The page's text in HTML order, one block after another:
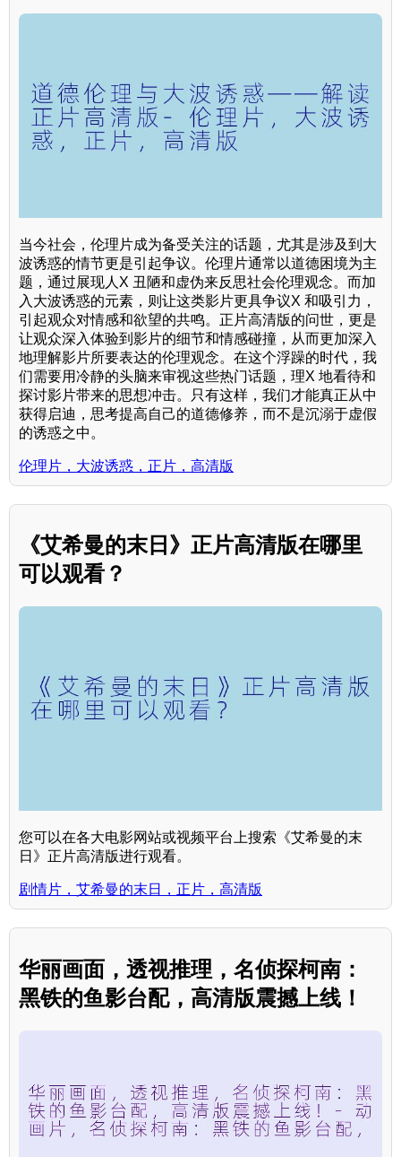
当今社会，伦理片成为备受关注的话题，尤其是涉及到大
波诱惑的情节更是引起争议。伦理片通常以道德困境为主
题，通过展现人X 丑陋和虚伪来反思社会伦理观念。而加
入大波诱惑的元素，则让这类影片更具争议X 和吸引力，
引起观众对情感和欲望的共鸣。正片高清版的问世，更是
让观众深入体验到影片的细节和情感碰撞，从而更加深入
地理解影片所要表达的伦理观念。在这个浮躁的时代，我
们需要用冷静的头脑来审视这些热门话题，理X 地看待和
探讨影片带来的思想冲击。只有这样，我们才能真正从中
获得启迪，思考提高自己的道德修养，而不是沉溺于虚假
的诱惑之中。
伦理片，大波诱惑，正片，高清版
《艾希曼的末日》正片高清版在哪里
可以观看？
您可以在各大电影网站或视频平台上搜索《艾希曼的末
日》正片高清版进行观看。
剧情片，艾希曼的末日，正片，高清版
华丽画面，透视推理，名侦探柯南：
黑铁的鱼影台配，高清版震撼上线！